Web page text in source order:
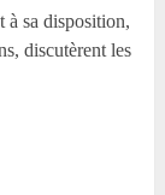
à sa disposition,
discutèrent les